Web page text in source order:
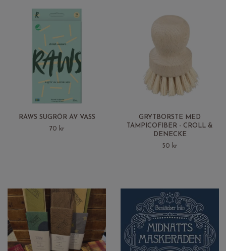
RAWS SUGRÖR AV VASS
70 kr
GRYTBORSTE MED
TAMPICOFIBER - CROLL &
DENECKE
50 kr